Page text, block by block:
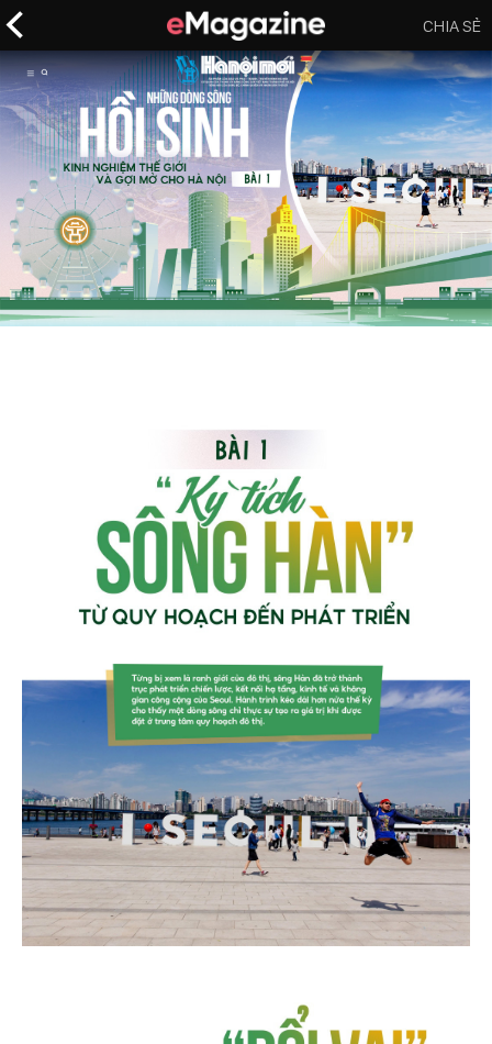
CHIA SẺ